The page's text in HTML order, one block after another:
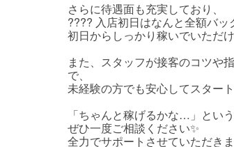
さらに待遇面も充実しており、
???? 入店初日はなんと全額バッ
初日からしっかり稼いでいただ
また、スタッフが接客のコツや
で、
未経験の方でも安心してスター
「ちゃんと稼げるかな…」とい
ぜひ一度ご相談ください✨
全力でサポートさせていただき